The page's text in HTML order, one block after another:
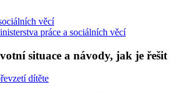
věcí
práce a sociálních věcí
situace a návody, jak je řešit
dítěte